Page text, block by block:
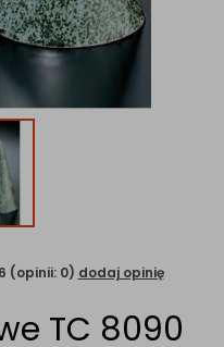
(opinii: 0) dodaj opinię
TC 8090